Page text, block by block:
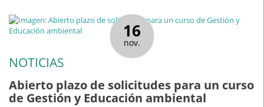
16
nov.
NOTICIAS
Abierto plazo de solicitudes para un curso
de Gestión y Educación ambiental